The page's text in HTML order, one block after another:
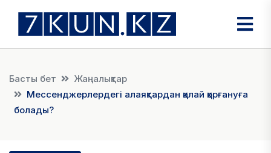
Басты бет
Жаңалықтар
Мессенджерлердегі алаяқтардан қалай қорғануға
болады?